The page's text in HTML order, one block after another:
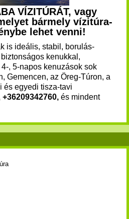
VÍZITÚRÁT, vagy
bármely vízitúra-
lehet venni!
is ideális, stabil, borulás-
kenukkal,
, 5-napos kenuzások sok
Gemencen, az Öreg-Túron, a
és egyedi tisza-tavi
+36209342760, és mindent